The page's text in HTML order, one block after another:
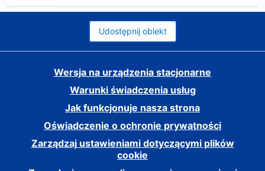
Udostępnij obiekt
Wersja na urządzenia stacjonarne
Warunki świadczenia usług
Jak funkcjonuje nasza strona
Oświadczenie o ochronie prywatności
Zarządzaj ustawieniami dotyczącymi plików
cookie